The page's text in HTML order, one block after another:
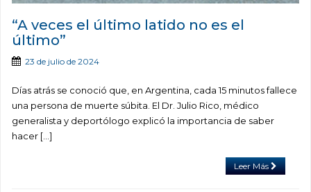
“A veces el último latido no es el
último”
23 de julio de 2024
Días atrás se conoció que, en Argentina, cada 15 minutos fallece
una persona de muerte súbita. El Dr. Julio Rico, médico
generalista y deportólogo explicó la importancia de saber
hacer […]
Leer Más